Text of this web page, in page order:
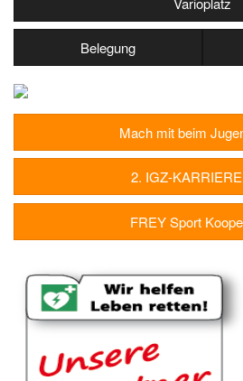
Belegung
Mach mit beim
2. IGZ-
FREY Sport